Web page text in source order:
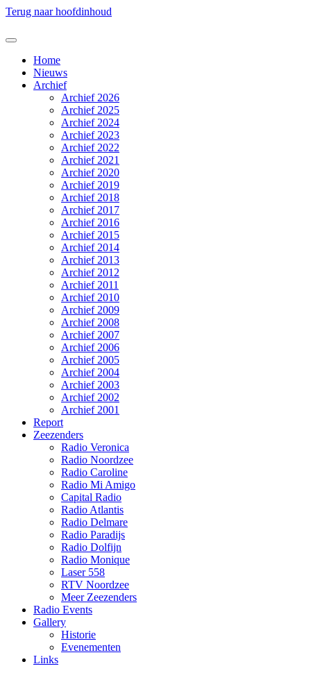
Terug naar hoofdinhoud
Home
Nieuws
Archief
Archief 2026
Archief 2025
Archief 2024
Archief 2023
Archief 2022
Archief 2021
Archief 2020
Archief 2019
Archief 2018
Archief 2017
Archief 2016
Archief 2015
Archief 2014
Archief 2013
Archief 2012
Archief 2011
Archief 2010
Archief 2009
Archief 2008
Archief 2007
Archief 2006
Archief 2005
Archief 2004
Archief 2003
Archief 2002
Archief 2001
Report
Zeezenders
Radio Veronica
Radio Noordzee
Radio Caroline
Radio Mi Amigo
Capital Radio
Radio Atlantis
Radio Delmare
Radio Paradijs
Radio Dolfijn
Radio Monique
Laser 558
RTV Noordzee
Meer Zeezenders
Radio Events
Gallery
Historie
Evenementen
Links